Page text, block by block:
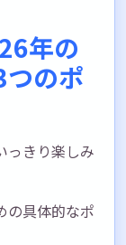
年の
のポ
っきり楽しみ
の具体的なポ